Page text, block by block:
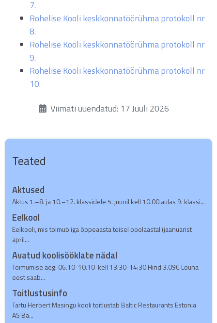
7.
Rohelise Kooli keskkonnatöörühma protokoll nr
8.
Rohelise Kooli keskkonnatöörühma protokoll nr
9.
Rohelise Kooli keskkonnatöörühma protokoll nr
10.
ÜksikasjadViimati uuendatud: 17 Juuli 2026
Teated
Aktused
Aktus 1.–8. ja 10.–12. klassidele 5. juunil kell 10.00 aulas 9. klassi...
Eelkool
Eelkooli, mis toimub iga õppeaasta teisel poolaastal (jaanuarist
april...
Avatud koolisööklate nädal
Toimumise aeg: 06.10-10.10 kell 13:30-14:30 Hind 3.09€ Lõuna
eest saab...
Toitlustusinfo
Tartu Herbert Masingu kooli toitlustab Baltic Restaurants Estonia
AS Ba...